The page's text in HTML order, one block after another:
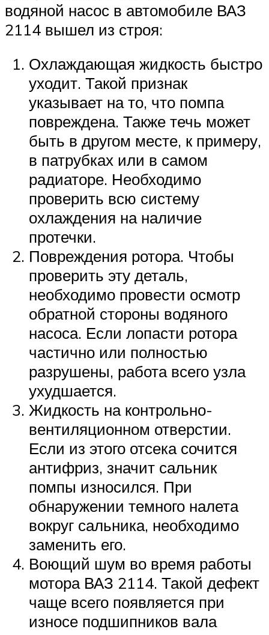
водяной насос в автомобиле ВАЗ
2114 вышел из строя:
Охлаждающая жидкость быстро
уходит. Такой признак
указывает на то, что помпа
повреждена. Также течь может
быть в другом месте, к примеру,
в патрубках или в самом
радиаторе. Необходимо
проверить всю систему
охлаждения на наличие
протечки.
Повреждения ротора. Чтобы
проверить эту деталь,
необходимо провести осмотр
обратной стороны водяного
насоса. Если лопасти ротора
частично или полностью
разрушены, работа всего узла
ухудшается.
Жидкость на контрольно-
вентиляционном отверстии.
Если из этого отсека сочится
антифриз, значит сальник
помпы износился. При
обнаружении темного налета
вокруг сальника, необходимо
заменить его.
Воющий шум во время работы
мотора ВАЗ 2114. Такой дефект
чаще всего появляется при
износе подшипников вала